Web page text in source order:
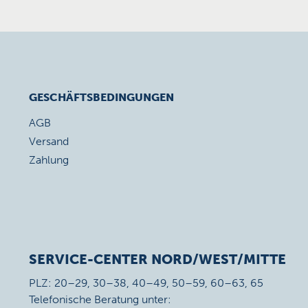
GESCHÄFTSBEDINGUNGEN
AGB
Versand
Zahlung
SERVICE-CENTER NORD/WEST/MITTE
PLZ: 20–29, 30–38, 40–49, 50–59, 60–63, 65
Telefonische Beratung unter: